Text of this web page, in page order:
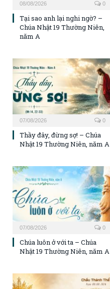
08/08/2026 0
Tại sao anh lại nghi ngờ? –
Chúa Nhật 19 Thường Niên,
năm A
07/08/2026 0
Thầy đây, đừng sợ! – Chúa
Nhật 19 Thường Niên, năm A
07/08/2026 0
Chúa luôn ở với ta – Chúa
Nhật 19 Thường Niên, năm A